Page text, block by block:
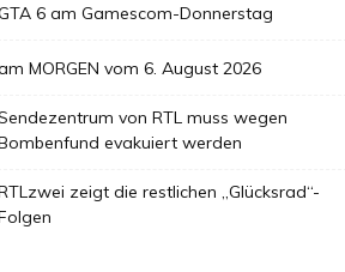
6 am Gamescom-Donnerstag
MORGEN vom 6. August 2026
von RTL muss wegen
evakuiert werden
zeigt die restlichen „Glücksrad“-